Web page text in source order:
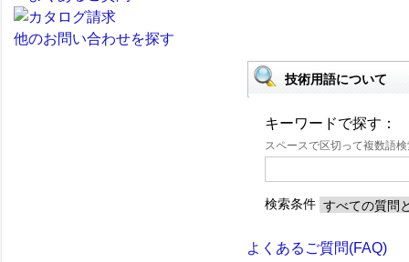
他のお問い合わせを探す
技術用語について
キーワードで探す：
スペースで区切って複数語
検索条件
よくあるご質問(FAQ)